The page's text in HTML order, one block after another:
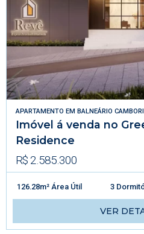
APARTAMENTO EM BALNEÁRIO
Imóvel á venda no
Residence
R$ 2.585.300
126.28m² Área Útil 3
VER